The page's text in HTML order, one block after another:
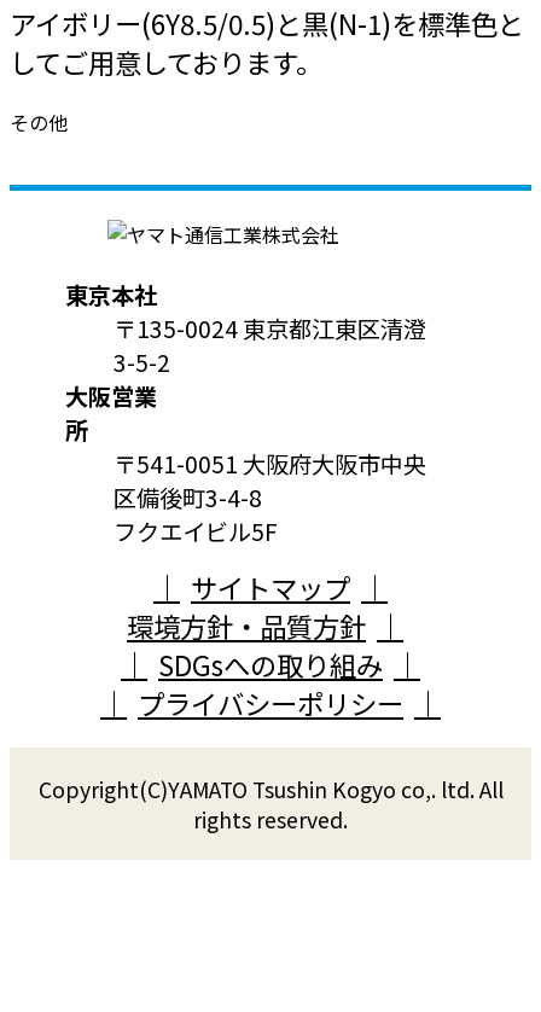
アイボリー(6Y8.5/0.5)と黒(N-1)を標準色と
してご用意しております。
その他
東京本社
〒135-0024 東京都江東区清澄
3-5-2
大阪営業
所
〒541-0051 大阪府大阪市中央
区備後町3-4-8
フクエイビル5F
サイトマップ
環境方針・品質方針
SDGsへの取り組み
プライバシーポリシー
Copyright(C)YAMATO Tsushin Kogyo co,. ltd. All
rights reserved.